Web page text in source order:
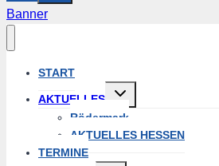
Banner
START
AKTUELLES
Untermenü
Rödermark
AKTUELLES HESSEN
TERMINE